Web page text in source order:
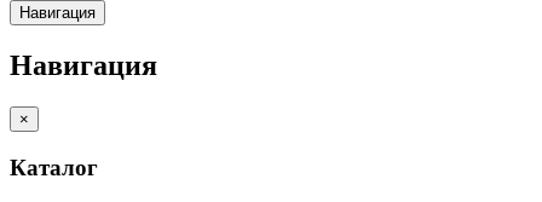
Навигация
Навигация
×
Каталог